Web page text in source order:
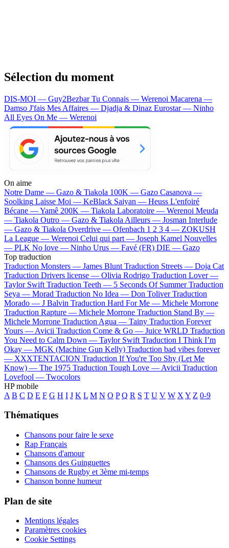
Sélection du moment
DIS-MOI — Guy2BezbarTu Connais — Werenoi Macarena —
Damso J'fais Mes Affaires — Djadja & Dinaz Eurostar — Ninho
All Eyes On Me — Werenoi
On aime
Notre Dame — Gazo & Tiakola 100K — Gazo Casanova —
Soolking Laisse Moi — KeBlack Saiyan — Heuss L'enfoiré
Bécane —Yamê 200K — Tiakola Laboratoire — Werenoi Meuda
— Tiakola Outro — Gazo & Tiakola Ailleurs — Josman Interlude
— Gazo & Tiakola Overdrive — Ofenbach 1 2 3 4 — ZOKUSH
La League — Werenoi Celui qui part — Joseph Kamel Nouvelles
— PLK No love — Ninho Urus — Favé (FR) DIE — Gazo
Top traduction
Traduction Monsters — James Blunt Traduction Streets — Doja Cat
Traduction Drivers license — Olivia Rodrigo Traduction Lover —
Taylor Swift Traduction Teeth — 5 Seconds Of Summer Traduction
Seya — Morad Traduction No Idea — Don Toliver Traduction
Morado — J Balvin Traduction Hard For Me — Michele Morrone
Traduction Rapture — Michele Morrone Traduction Stand By —
Michele Morrone Traduction Agua — Tainy Traduction Forever
Yours — Avicii Traduction Come & Go — Juice WRLD Traduction
You Need to Calm Down — Taylor Swift Traduction I Think I’m
Okay — MGK (Machine Gun Kelly) Traduction bad vibes forever
— XXXTENTACION Traduction If You're Too Shy (Let Me
Know) — The 1975 Traduction Tough Love — Avicii Traduction
Lovefool — Twocolors
HP mobile
A B C D E F G H I J K L M N O P Q R S T U V W X Y Z 0-9
Thématiques
Chansons pour faire le sexe
Rap Français
Chansons d'amour
Chansons des Guinguettes
Chansons de Rugby et 3ème mi-temps
Chanson bonne humeur
Plan de site
Mentions légales
Paramètres cookies
Cookie Settings